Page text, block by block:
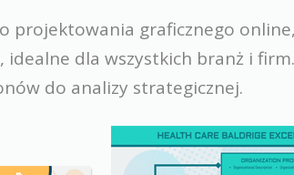
projektowania graficznego
dla wszystkich branż i
do analizy strategicznej.